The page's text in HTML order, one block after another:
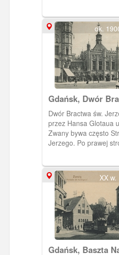
ok.
Gdańsk, Dwór
Jerzego, Złota
okoliczna
Dwór Bractwa św.
przez Hansa Glotaua
Zwany bywa często
Jerzego. Po prawej
Domu Towarowego
XX w.
Gdańsk, Baszta